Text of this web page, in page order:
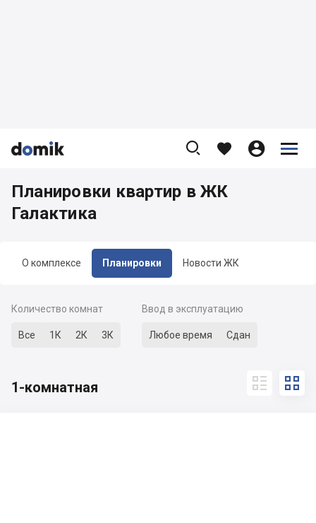


    


О комплексе Планировки Новости ЖК
Планировки квартир в ЖК
Галактика
Количество комнат
Все 1К 2К 3К
Ввод в эксплуатацию
Любое время Сдан
1-комнатная  